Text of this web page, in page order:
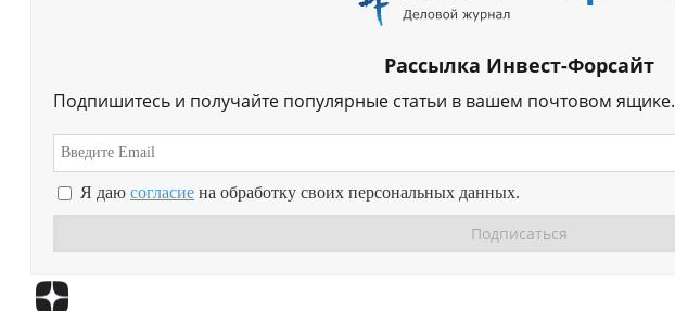
Рассылка Инвест-Форсайт
Подпишитесь и получайте популярные статьи в вашем почтовом ящике.
Я даю согласие на обработку своих персональных данных.